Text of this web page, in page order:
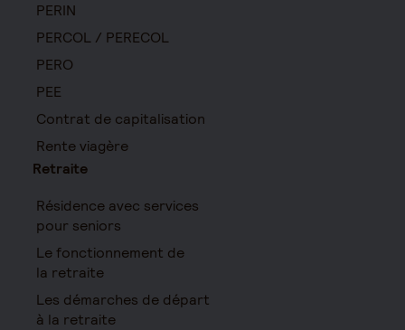
PERIN
PERCOL / PERECOL
PERO
PEE
Contrat de capitalisation
Rente viagère
Retraite
Résidence avec services
pour seniors
Le fonctionnement de
la retraite
Les démarches de départ
à la retraite